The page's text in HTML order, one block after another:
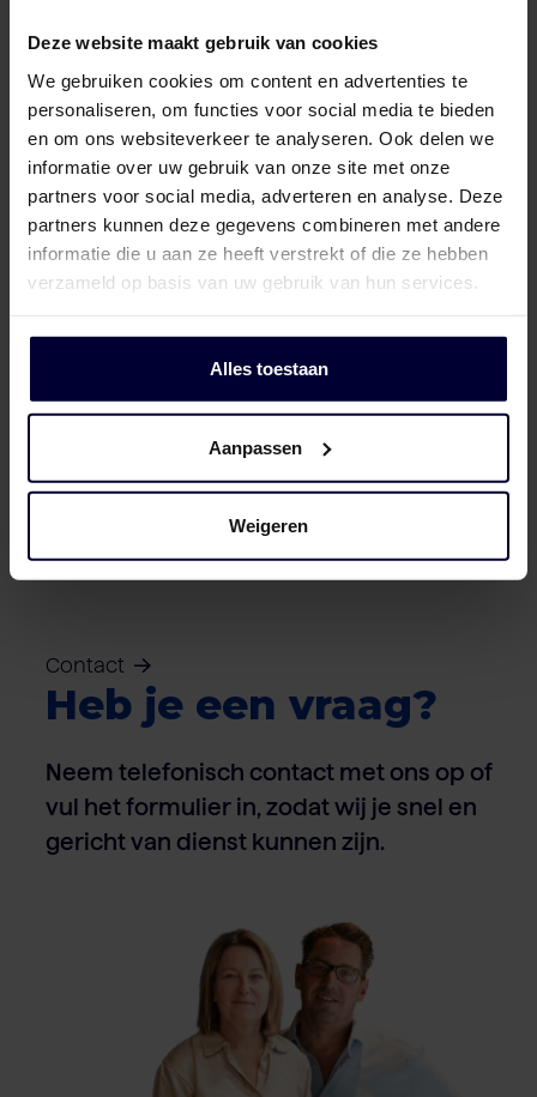
Deze website maakt gebruik van cookies
We gebruiken cookies om content en advertenties te
personaliseren, om functies voor social media te bieden
en om ons websiteverkeer te analyseren. Ook delen we
informatie over uw gebruik van onze site met onze
partners voor social media, adverteren en analyse. Deze
partners kunnen deze gegevens combineren met andere
informatie die u aan ze heeft verstrekt of die ze hebben
verzameld op basis van uw gebruik van hun services.
Alles toestaan
Aanpassen
Weigeren
Dozen – Varken
Contact
Heb je een vraag?
Neem telefonisch contact met ons op of
vul het formulier in, zodat wij je snel en
gericht van dienst kunnen zijn.